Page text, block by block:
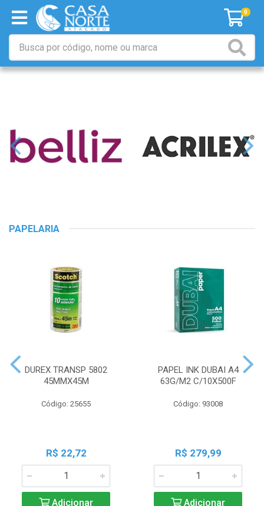
0
PAPELARIA
DUREX TRANSP 5802
45MMX45M
Código: 25655
R$ 22,72
Adicionar
PAPEL INK DUBAI A4
63G/M2 C/10X500F
Código: 93008
R$ 279,99
Adicionar